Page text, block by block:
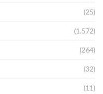
(25)
(1.572)
(264)
(32)
(11)